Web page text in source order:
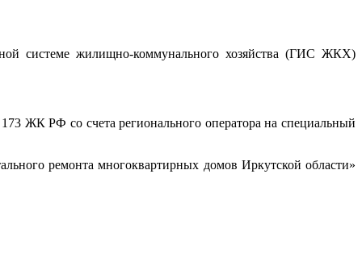
системе жилищно-коммунального хозяйства (ГИС ЖКХ)
ЖК РФ со счета регионального оператора на специальный
ремонта многоквартирных домов Иркутской области»